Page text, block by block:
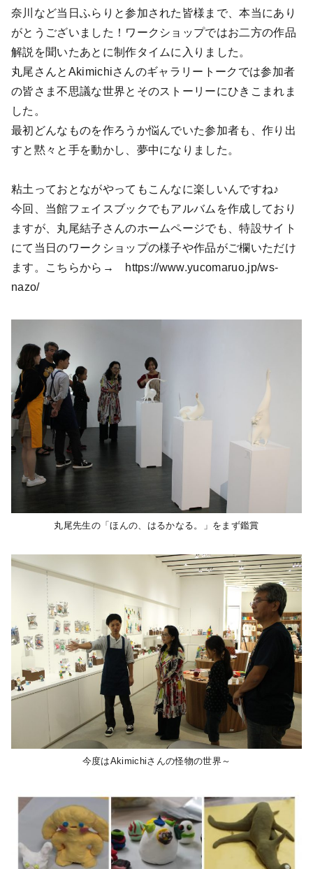
奈川など当日ふらりと参加された皆様まで、本当にあり
がとうございました！ワークショップではお二方の作品
解説を聞いたあとに制作タイムに入りました。
丸尾さんとAkimichiさんのギャラリートークでは参加者
の皆さま不思議な世界とそのストーリーにひきこまれま
した。
最初どんなものを作ろうか悩んでいた参加者も、作り出
すと黙々と手を動かし、夢中になりました。
粘土っておとながやってもこんなに楽しいんですね♪
今回、当館フェイスブックでもアルバムを作成しており
ますが、丸尾結子さんのホームページでも、特設サイト
にて当日のワークショップの様子や作品がご欄いただけ
ます。こちらから→ https://www.yucomaruo.jp/ws-
nazo/
丸尾先生の「ほんの、はるかなる。」をまず鑑賞
今度はAkimichiさんの怪物の世界～